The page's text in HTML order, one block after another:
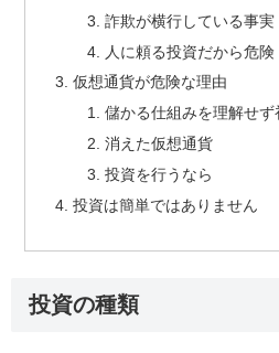
詐欺が横行している事実
人に頼る投資だから危険
仮想通貨が危険な理由
儲かる仕組みを理解せず
消えた仮想通貨
投資を行うなら
投資は簡単ではありません
投資の種類